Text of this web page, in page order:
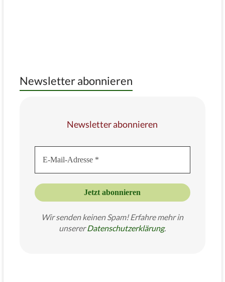
Newsletter abonnieren
Newsletter abonnieren
Wir senden keinen Spam! Erfahre mehr in
unsererDatenschutzerklärung.